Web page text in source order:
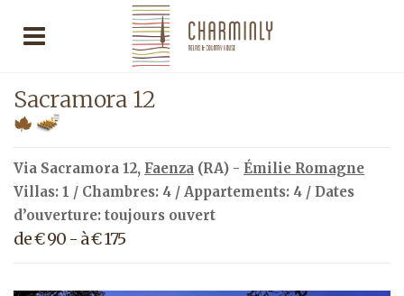
Sacramora 12
Via Sacramora 12, Faenza (RA) - Émilie Romagne
Villas: 1 / Chambres: 4 / Appartements: 4 / Dates
d’ouverture: toujours ouvert
de € 90 - à € 175